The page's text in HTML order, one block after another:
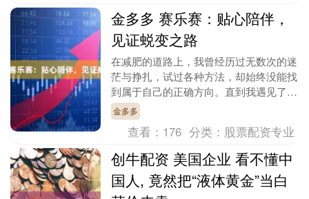
金多多 赛乐赛：贴心陪伴，
见证蜕变之路
在减肥的道路上，我曾经历过无数次的迷
茫与挣扎，试过各种方法，却始终没能找
到属于自己的正确方向。直到我遇见了赛
乐赛，这个充满温度与专业的减肥品牌，
用贴心的陪伴和科....
金多多
查看： 176 分类： 股票配资专业
创牛配资 美国企业 看不懂中
国人, 竟然把“液体黄金”当白